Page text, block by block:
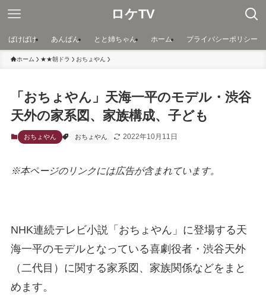
ロケTV
ばけばけ あんぱん とと姉ちゃん ホーム プライバシーポリシー
ホーム ★★朝ドラ おちょやん
「おちょやん」天海一平のモデル・渋谷
天外の家系図、家族構成、子ども
おちょやん おちょやん 2022年10月11日
※本ページのリンクには広告が含まれています。
NHK連続テレビ小説「おちょやん」に登場する天
海一平のモデルとなっている喜劇役者・渋谷天外
（二代目）に関する家系図、家族関係などをまと
めます。